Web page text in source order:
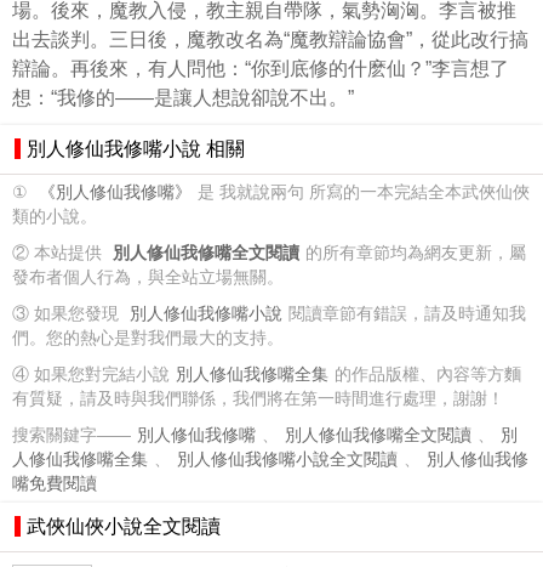
場。後來，魔教入侵，教主親自帶隊，氣勢洶洶。李言被推
出去談判。三日後，魔教改名為“魔教辯論協會”，從此改行搞
辯論。再後來，有人問他：“你到底修的什麽仙？”李言想了
想：“我修的——是讓人想說卻說不出。”
別人修仙我修嘴小說 相關
① 《別人修仙我修嘴》
是 我就說兩句 所寫的一本完結全本武俠仙俠
類的小說。
② 本站提供
別人修仙我修嘴全文閱讀 的所有章節均為網友更新，屬
發布者個人行為，與全站立場無關。
③ 如果您發現
別人修仙我修嘴小說 閱讀章節有錯誤，請及時通知我
們。您的熱心是對我們最大的支持。
④ 如果您對完結小說 別人修仙我修嘴全集 的作品版權、內容等方麵
有質疑，請及時與我們聯係，我們將在第一時間進行處理，謝謝！
搜索關鍵字—— 別人修仙我修嘴 、 別人修仙我修嘴全文閱讀 、
別
人修仙我修嘴全集 、 別人修仙我修嘴小說全文閱讀 、
別人修仙我修
嘴免費閱讀
武俠仙俠小說全文閱讀